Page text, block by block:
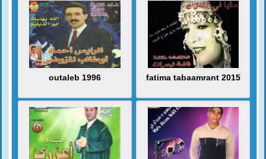
outaleb 1996 fatima tabaamrant 2015